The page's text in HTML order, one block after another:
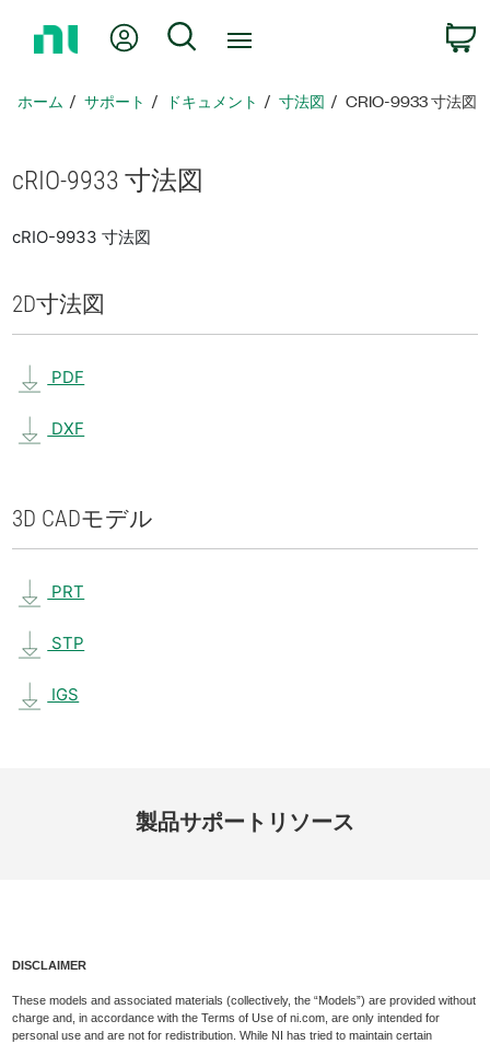
ペ
に
戻
Myアカウント
検索
ホーム サポート ドキュメント 寸法図 CRIO-9933 寸法図
cRIO-9933 寸法図
cRIO-9933 寸法図
2D寸法図
PDF
DXF
3D CADモデル
PRT
STP
IGS
製品サポート リソース
DISCLAIMER
These models and associated materials (collectively, the “Models”) are provided without
charge and, in accordance with the Terms of Use of ni.com, are only intended for
personal use and are not for redistribution. While NI has tried to maintain certain